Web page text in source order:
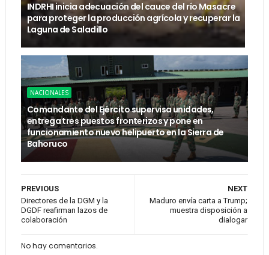
INDRHI inicia adecuación del cauce del río Masacre
para proteger la producción agrícola y recuperar la
Laguna de Saladillo
NACIONALES
Comandante del Ejército supervisa unidades,
entrega tres puestos fronterizos y pone en
funcionamiento nuevo helipuerto en la Sierra de
Bahoruco
NEXT
Maduro envía carta a Trump;
muestra disposición a
dialogar
PREVIOUS
Directores de la DGM y la
DGDF reafirman lazos de
colaboración
No hay comentarios.